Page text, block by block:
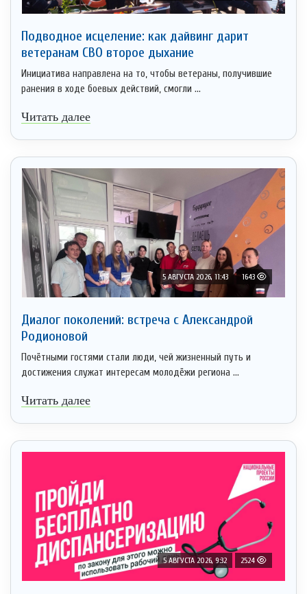
Подводное исцеление: как дайвинг дарит
ветеранам СВО второе дыхание
Инициатива направлена на то, чтобы ветераны, получившие
ранения в ходе боевых действий, смогли ...
Читать далее
5 АВГУСТА 2026, 11:43 1643
Диалог поколений: встреча с Александрой
Родионовой
Почётными гостями стали люди, чей жизненный путь и
достижения служат интересам молодёжи региона ...
Читать далее
5 АВГУСТА 2026, 9:32 2524